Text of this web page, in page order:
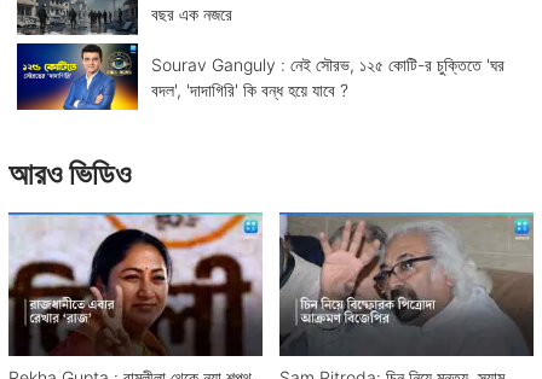
বছর এক নজরে
Sourav Ganguly : নেই সৌরভ, ১২৫ কোটি-র চুক্তিতে 'ঘর
বদল', 'দাদাগিরি' কি বন্ধ হয়ে যাবে ?
আরও ভিডিও